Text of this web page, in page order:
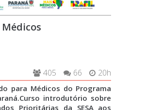
20h
66
405
para Médicos do Programa
introdutório sobre
Prioritárias da SESA aos